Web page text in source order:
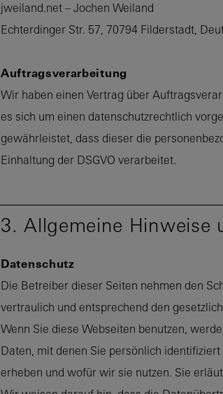
jweiland.net – Jochen Weiland
Echterdinger Str. 57, 70794 Filderstadt,
Auftragsverarbeitung
Wir haben einen Vertrag über
es sich um einen datenschutzrechtlich
gewährleistet, dass dieser die
Einhaltung der DSGVO verarbeitet.
3. Allgemeine Hinweise
Datenschutz
Die Betreiber dieser Seiten nehmen den
vertraulich und entsprechend den
Wenn Sie diese Webseiten benutzen,
Daten, mit denen Sie persönlich
erheben und wofür wir sie nutzen. Sie